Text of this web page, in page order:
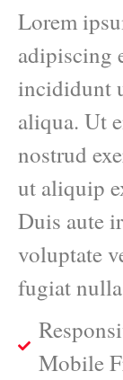
Lorem
adipiscing
incididunt
aliqua. Ut
nostrud
ut aliquip
Duis aute
voluptate
fugiat
Mobile